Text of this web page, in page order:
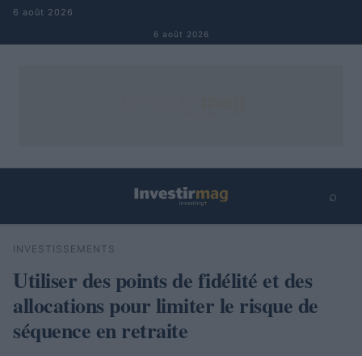
Aller au contenu
6 août 2026
6 août 2026
⌕
Rechercher
INVESTISSEMENTS
Utiliser des points de fidélité et des
allocations pour limiter le risque de
séquence en retraite